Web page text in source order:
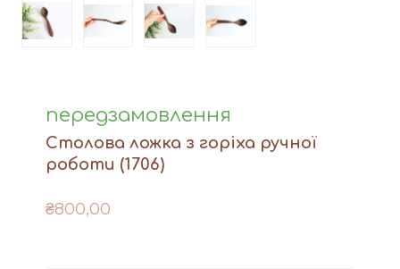
передзамовлення
Столова ложка з горіха ручної
роботи (1706)
₴800,00